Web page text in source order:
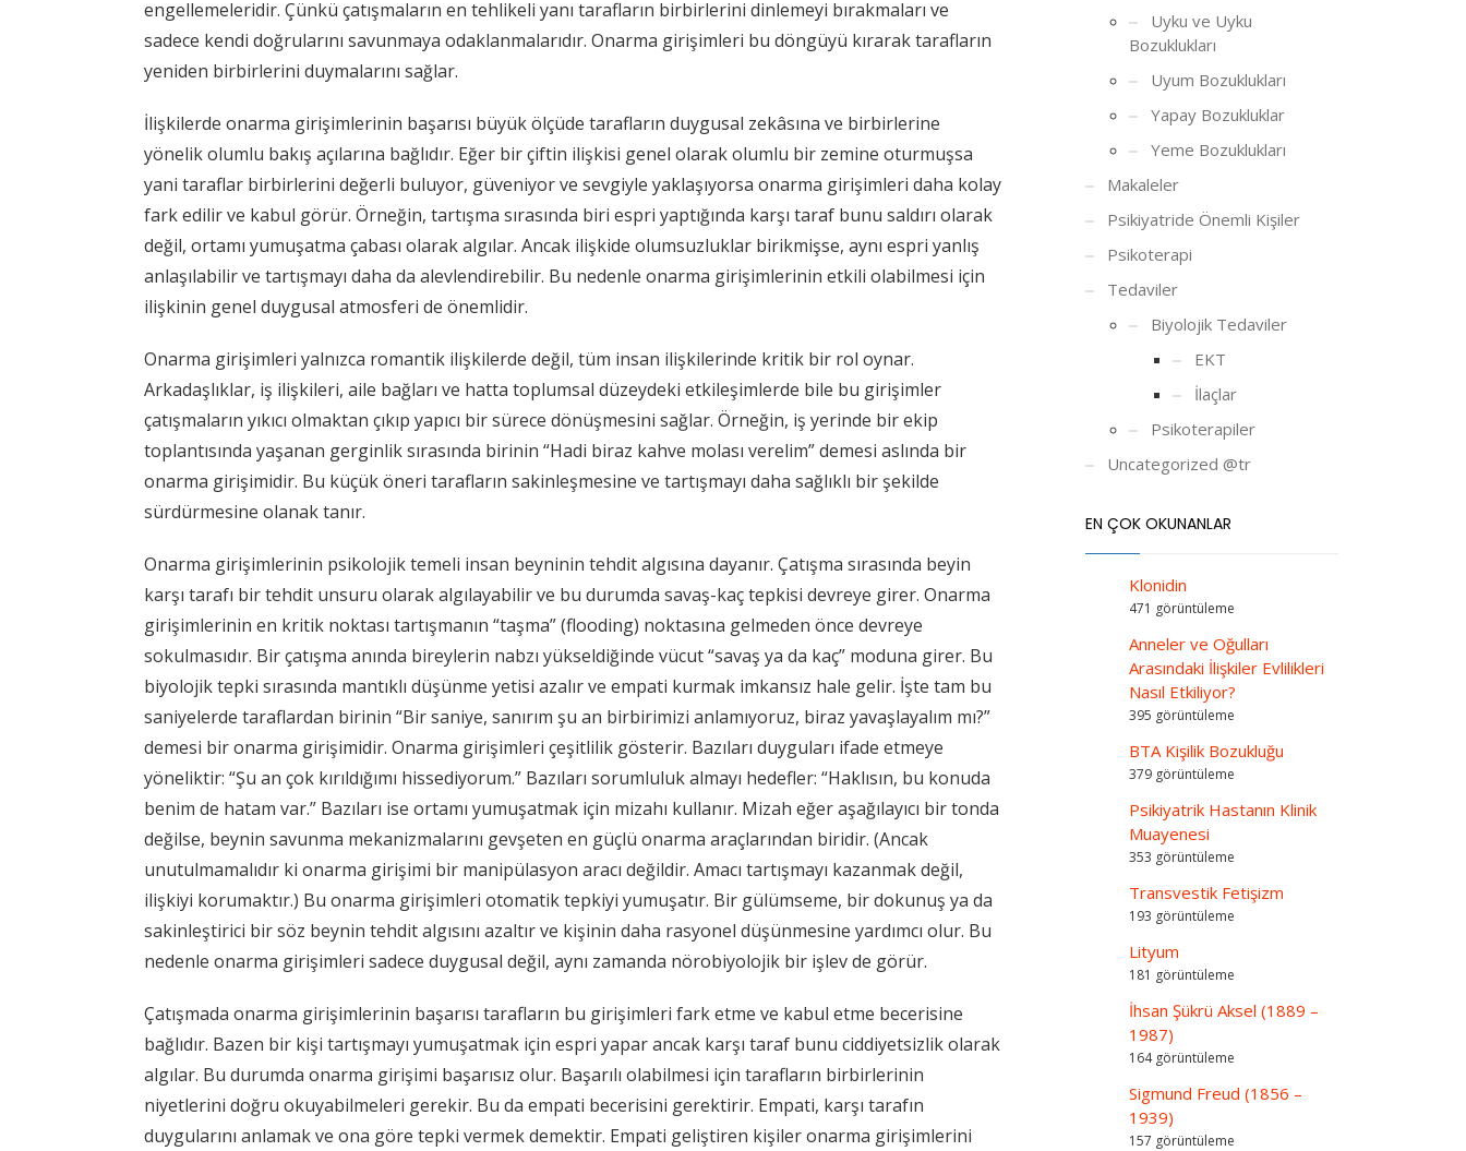
engellemeleridir. Çünkü çatışmaların en tehlikeli yanı tarafların birbirlerini dinlemeyi bırakmaları ve
sadece kendi doğrularını savunmaya odaklanmalarıdır. Onarma girişimleri bu döngüyü kırarak tarafların
yeniden birbirlerini duymalarını sağlar.
İlişkilerde onarma girişimlerinin başarısı büyük ölçüde tarafların duygusal zekâsına ve birbirlerine
yönelik olumlu bakış açılarına bağlıdır. Eğer bir çiftin ilişkisi genel olarak olumlu bir zemine oturmuşsa
yani taraflar birbirlerini değerli buluyor, güveniyor ve sevgiyle yaklaşıyorsa onarma girişimleri daha kolay
fark edilir ve kabul görür. Örneğin, tartışma sırasında biri espri yaptığında karşı taraf bunu saldırı olarak
değil, ortamı yumuşatma çabası olarak algılar. Ancak ilişkide olumsuzluklar birikmişse, aynı espri yanlış
anlaşılabilir ve tartışmayı daha da alevlendirebilir. Bu nedenle onarma girişimlerinin etkili olabilmesi için
ilişkinin genel duygusal atmosferi de önemlidir.
Onarma girişimleri yalnızca romantik ilişkilerde değil, tüm insan ilişkilerinde kritik bir rol oynar.
Arkadaşlıklar, iş ilişkileri, aile bağları ve hatta toplumsal düzeydeki etkileşimlerde bile bu girişimler
çatışmaların yıkıcı olmaktan çıkıp yapıcı bir sürece dönüşmesini sağlar. Örneğin, iş yerinde bir ekip
toplantısında yaşanan gerginlik sırasında birinin “Hadi biraz kahve molası verelim” demesi aslında bir
onarma girişimidir. Bu küçük öneri tarafların sakinleşmesine ve tartışmayı daha sağlıklı bir şekilde
sürdürmesine olanak tanır.
Onarma girişimlerinin psikolojik temeli insan beyninin tehdit algısına dayanır. Çatışma sırasında beyin
karşı tarafı bir tehdit unsuru olarak algılayabilir ve bu durumda savaş-kaç tepkisi devreye girer. Onarma
girişimlerinin en kritik noktası tartışmanın “taşma” (flooding) noktasına gelmeden önce devreye
sokulmasıdır. Bir çatışma anında bireylerin nabzı yükseldiğinde vücut “savaş ya da kaç” moduna girer. Bu
biyolojik tepki sırasında mantıklı düşünme yetisi azalır ve empati kurmak imkansız hale gelir. İşte tam bu
saniyelerde taraflardan birinin “Bir saniye, sanırım şu an birbirimizi anlamıyoruz, biraz yavaşlayalım mı?”
demesi bir onarma girişimidir. Onarma girişimleri çeşitlilik gösterir. Bazıları duyguları ifade etmeye
yöneliktir: “Şu an çok kırıldığımı hissediyorum.” Bazıları sorumluluk almayı hedefler: “Haklısın, bu konuda
benim de hatam var.” Bazıları ise ortamı yumuşatmak için mizahı kullanır. Mizah eğer aşağılayıcı bir tonda
değilse, beynin savunma mekanizmalarını gevşeten en güçlü onarma araçlarından biridir. (Ancak
unutulmamalıdır ki onarma girişimi bir manipülasyon aracı değildir. Amacı tartışmayı kazanmak değil,
ilişkiyi korumaktır.) Bu onarma girişimleri otomatik tepkiyi yumuşatır. Bir gülümseme, bir dokunuş ya da
sakinleştirici bir söz beynin tehdit algısını azaltır ve kişinin daha rasyonel düşünmesine yardımcı olur. Bu
nedenle onarma girişimleri sadece duygusal değil, aynı zamanda nörobiyolojik bir işlev de görür.
Çatışmada onarma girişimlerinin başarısı tarafların bu girişimleri fark etme ve kabul etme becerisine
bağlıdır. Bazen bir kişi tartışmayı yumuşatmak için espri yapar ancak karşı taraf bunu ciddiyetsizlik olarak
algılar. Bu durumda onarma girişimi başarısız olur. Başarılı olabilmesi için tarafların birbirlerinin
niyetlerini doğru okuyabilmeleri gerekir. Bu da empati becerisini gerektirir. Empati, karşı tarafın
duygularını anlamak ve ona göre tepki vermek demektir. Empati geliştiren kişiler onarma girişimlerini
Uyku ve Uyku
Bozuklukları
Uyum Bozuklukları
Yapay Bozukluklar
Yeme Bozuklukları
Makaleler
Psikiyatride Önemli Kişiler
Psikoterapi
Tedaviler
Biyolojik Tedaviler
EKT
İlaçlar
Psikoterapiler
Uncategorized @tr
EN ÇOK OKUNANLAR
Klonidin
471 görüntüleme
Anneler ve Oğulları
Arasındaki İlişkiler Evlilikleri
Nasıl Etkiliyor?
395 görüntüleme
BTA Kişilik Bozukluğu
379 görüntüleme
Psikiyatrik Hastanın Klinik
Muayenesi
353 görüntüleme
Transvestik Fetişizm
193 görüntüleme
Lityum
181 görüntüleme
İhsan Şükrü Aksel (1889 –
1987)
164 görüntüleme
Sigmund Freud (1856 –
1939)
157 görüntüleme